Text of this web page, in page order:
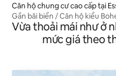
Căn hộ chung cư cao cấp tại
Gần bãi biển / Căn hộ kiểu
xe
Vừa thoải mái như ở
mức giá theo